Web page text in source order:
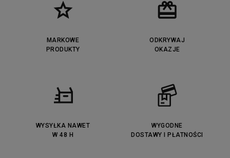
MARKOWE
PRODUKTY
ODKRYWAJ
OKAZJE
WYSYŁKA NAWET
W 48 H
WYGODNE
DOSTAWY I PŁATNOŚCI